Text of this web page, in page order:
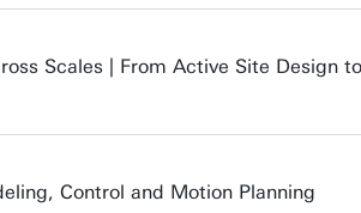
Scales | From Active Site Design
Control and Motion Planning